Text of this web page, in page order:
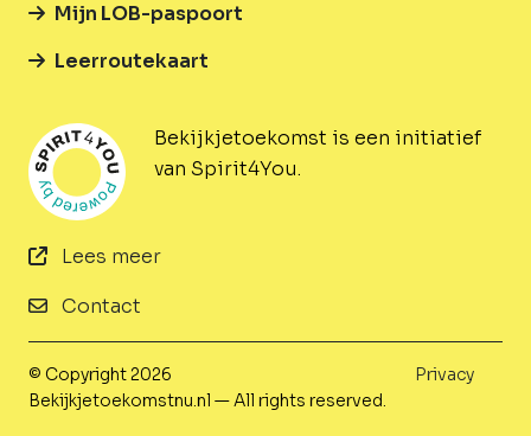
Bekijkjetoekomst is een initiatief
van Spirit4You.
Lees meer
Contact
Mijn LOB-paspoort
Leerroutekaart
© Copyright 2026
Bekijkjetoekomstnu.nl — All rights reserved.
Privacy